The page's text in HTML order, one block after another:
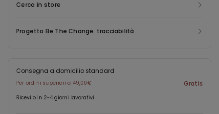
Cerca in store
Progetto Be The Change: tracciabilità
Consegna a domicilio standard
Per ordini superiori a 49,00€ Gratis
Ricevilo in 2-4 giorni lavorativi